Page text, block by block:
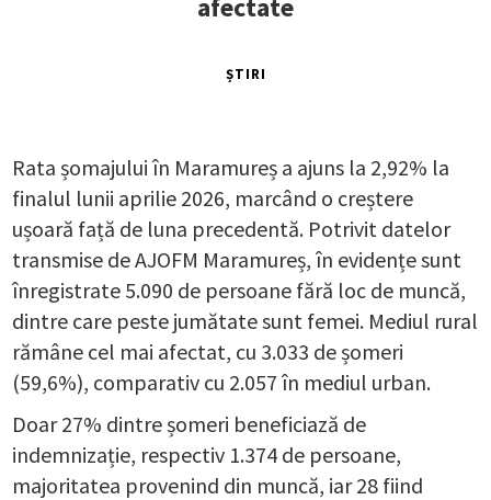
afectate
ȘTIRI
Rata șomajului în Maramureș a ajuns la 2,92% la
finalul lunii aprilie 2026, marcând o creștere
ușoară față de luna precedentă. Potrivit datelor
transmise de AJOFM Maramureș, în evidențe sunt
înregistrate 5.090 de persoane fără loc de muncă,
dintre care peste jumătate sunt femei. Mediul rural
rămâne cel mai afectat, cu 3.033 de șomeri
(59,6%), comparativ cu 2.057 în mediul urban.
Doar 27% dintre șomeri beneficiază de
indemnizație, respectiv 1.374 de persoane,
majoritatea provenind din muncă, iar 28 fiind